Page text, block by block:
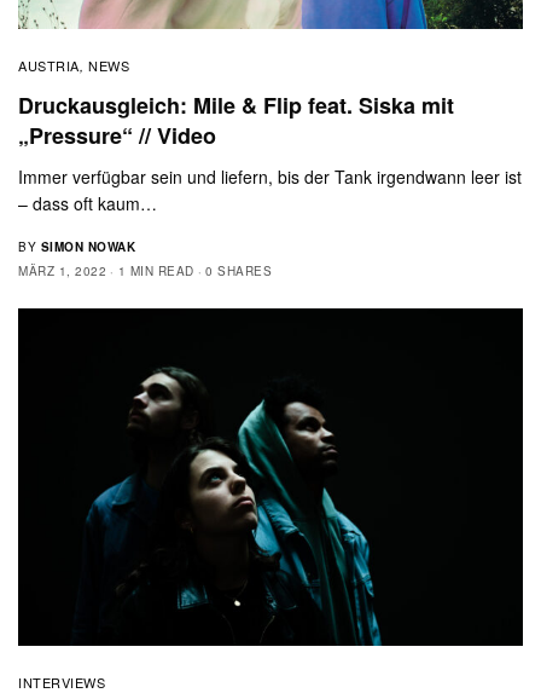
AUSTRIA, NEWS
Druckausgleich: Mile & Flip feat. Siska mit
„Pressure“ // Video
Immer verfügbar sein und liefern, bis der Tank irgendwann leer ist
– dass oft kaum…
BY SIMON NOWAK
MÄRZ 1, 2022
1 MIN READ 0 SHARES
INTERVIEWS